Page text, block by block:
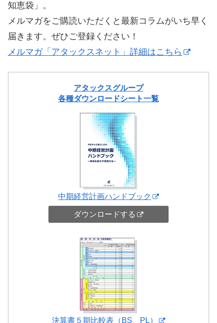
知恵袋」。
メルマガをご購読いただくと最新コラムがいち早く
届きます。ぜひご登録ください！
メルマガ「アタックスネット」詳細はこちら
アタックスグループ
各種ダウンロードシート一覧
中期経営計画ハンドブック
ダウンロードする
決算書５期比較表（BS、PL）